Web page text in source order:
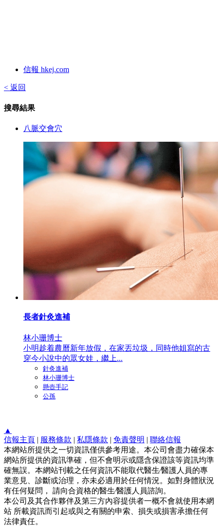
信報 hkej.com
< 返回
搜尋結果
八脈交會穴
長者針灸進補
林小珊博士
小明趁着農曆新年放假，在家丟垃圾，同時他姐寫的古
穿今小說中的眾女娃，繼上...
針灸進補
林小珊博士
懸壺手記
公孫
▲
信報主頁 | 服務條款 | 私隱條款 | 免責聲明 | 聯絡信報
本網站所提供之一切資訊僅供參考用途。本公司會盡力確保本
網站所提供的資訊準確，但不會明示或隱含保證該等資訊均準
確無誤。本網站刊載之任何資訊不能取代醫生∕醫護人員的專
業意見、診斷或治理，亦未必適用於任何情況。如對身體狀況
有任何疑問， 請向合資格的醫生∕醫護人員諮詢。
本公司及其合作夥伴及第三方內容提供者一概不會就使用本網
站 所載資訊而引起或與之有關的申索、損失或損害承擔任何
法律責任。